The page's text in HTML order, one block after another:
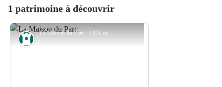
1 patrimoine à découvrir
La Maison du Parc - PNR de Millevaches en Limousin
Patrimoine